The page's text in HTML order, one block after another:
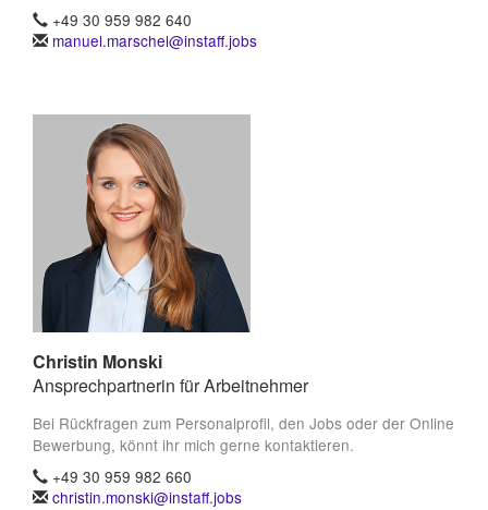
+49 30 959 982 640
manuel.marschel@instaff.jobs
Christin Monski
Ansprechpartnerin für Arbeitnehmer
Bei Rückfragen zum Personalprofil, den Jobs oder der Online
Bewerbung, könnt ihr mich gerne kontaktieren.
+49 30 959 982 660
christin.monski@instaff.jobs